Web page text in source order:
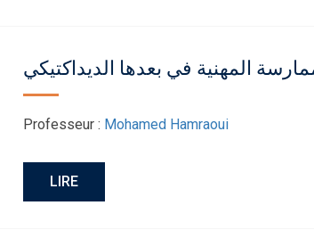
المهنية في بعدها الديداكتيكي
Professeur : Mohamed Hamraoui
LIRE